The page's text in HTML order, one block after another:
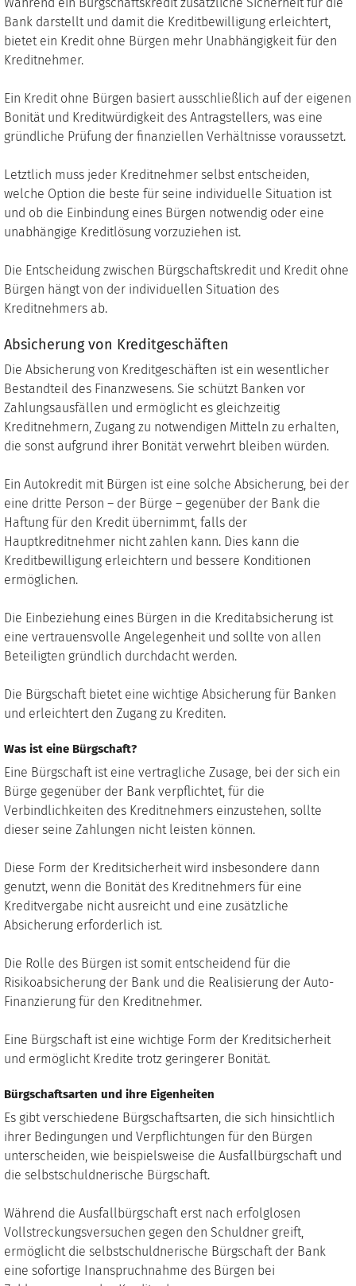
Bank darstellt und damit die Kreditbewilligung erleichtert,
bietet ein Kredit ohne Bürgen mehr Unabhängigkeit für den
Kreditnehmer.
Ein Kredit ohne Bürgen basiert ausschließlich auf der eigenen
Bonität und Kreditwürdigkeit des Antragstellers, was eine
gründliche Prüfung der finanziellen Verhältnisse voraussetzt.
Letztlich muss jeder Kreditnehmer selbst entscheiden,
welche Option die beste für seine individuelle Situation ist
und ob die Einbindung eines Bürgen notwendig oder eine
unabhängige Kreditlösung vorzuziehen ist.
Die Entscheidung zwischen Bürgschaftskredit und Kredit ohne
Bürgen hängt von der individuellen Situation des
Kreditnehmers ab.
Absicherung von Kreditgeschäften
Die Absicherung von Kreditgeschäften ist ein wesentlicher
Bestandteil des Finanzwesens. Sie schützt Banken vor
Zahlungsausfällen und ermöglicht es gleichzeitig
Kreditnehmern, Zugang zu notwendigen Mitteln zu erhalten,
die sonst aufgrund ihrer Bonität verwehrt bleiben würden.
Ein Autokredit mit Bürgen ist eine solche Absicherung, bei der
eine dritte Person – der Bürge – gegenüber der Bank die
Haftung für den Kredit übernimmt, falls der
Hauptkreditnehmer nicht zahlen kann. Dies kann die
Kreditbewilligung erleichtern und bessere Konditionen
ermöglichen.
Die Einbeziehung eines Bürgen in die Kreditabsicherung ist
eine vertrauensvolle Angelegenheit und sollte von allen
Beteiligten gründlich durchdacht werden.
Die Bürgschaft bietet eine wichtige Absicherung für Banken
und erleichtert den Zugang zu Krediten.
Was ist eine Bürgschaft?
Eine Bürgschaft ist eine vertragliche Zusage, bei der sich ein
Bürge gegenüber der Bank verpflichtet, für die
Verbindlichkeiten des Kreditnehmers einzustehen, sollte
dieser seine Zahlungen nicht leisten können.
Diese Form der Kreditsicherheit wird insbesondere dann
genutzt, wenn die Bonität des Kreditnehmers für eine
Kreditvergabe nicht ausreicht und eine zusätzliche
Absicherung erforderlich ist.
Die Rolle des Bürgen ist somit entscheidend für die
Risikoabsicherung der Bank und die Realisierung der Auto-
Finanzierung für den Kreditnehmer.
Eine Bürgschaft ist eine wichtige Form der Kreditsicherheit
und ermöglicht Kredite trotz geringerer Bonität.
Bürgschaftsarten und ihre Eigenheiten
Es gibt verschiedene Bürgschaftsarten, die sich hinsichtlich
ihrer Bedingungen und Verpflichtungen für den Bürgen
unterscheiden, wie beispielsweise die Ausfallbürgschaft und
die selbstschuldnerische Bürgschaft.
Während die Ausfallbürgschaft erst nach erfolglosen
Vollstreckungsversuchen gegen den Schuldner greift,
ermöglicht die selbstschuldnerische Bürgschaft der Bank
eine sofortige Inanspruchnahme des Bürgen bei